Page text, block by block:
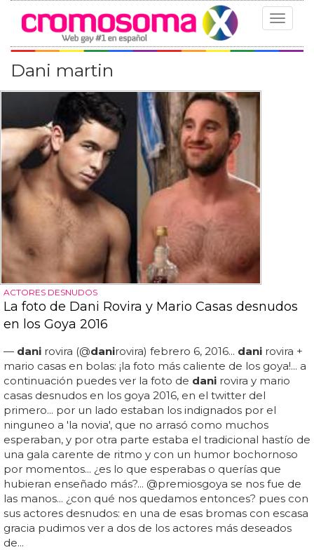
Toggle
Dani martin
ACTORES DESNUDOS
La foto de Dani Rovira y Mario Casas desnudos
en los Goya 2016
— dani rovira (@danirovira) febrero 6, 2016... dani rovira +
mario casas en bolas: ¡la foto más caliente de los goya!... a
continuación puedes ver la foto de dani rovira y mario
casas desnudos en los goya 2016, en el twitter del
primero... por un lado estaban los indignados por el
ninguneo a 'la novia', que no arrasó como muchos
esperaban, y por otra parte estaba el tradicional hastío de
una gala carente de ritmo y con un humor bochornoso
por momentos... ¿es lo que esperabas o querías que
hubieran enseñado más?... @premiosgoya se nos fue de
las manos... ¿con qué nos quedamos entonces? pues con
sus actores desnudos: en una de esas bromas con escasa
gracia pudimos ver a dos de los actores más deseados
de...